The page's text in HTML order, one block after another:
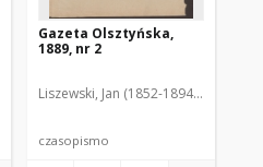
Gazeta Olsztyńska,
1889, nr 2
Liszewski, Jan (1852-1894). Red.
czasopismo